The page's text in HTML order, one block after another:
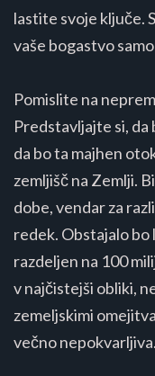
lastite svoje ključe.
vaše bogastvo
Pomislite na
Predstavljajte si,
da bo ta majhen
zemljišč na Zemlji.
dobe, vendar za
redek. Obstajalo bo
razdeljen na 100
v najčistejši obliki,
zemeljskimi
večno nepokvarljiva.